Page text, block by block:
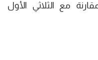
بالمقارنة مع الثلاثي الأول